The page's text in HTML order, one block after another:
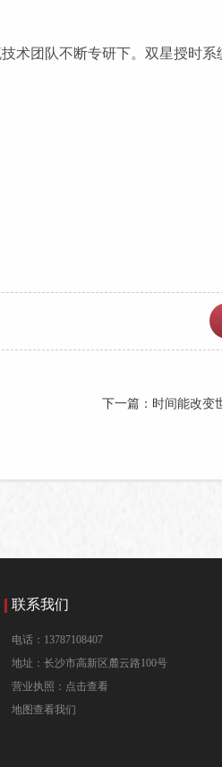
术团队不断专研下。双星授时系
下一篇：时间能改变
联系我们
电话：13787108407
地址：长沙市高新区麓云路100号
营业执照：点击查看
地图查看我们